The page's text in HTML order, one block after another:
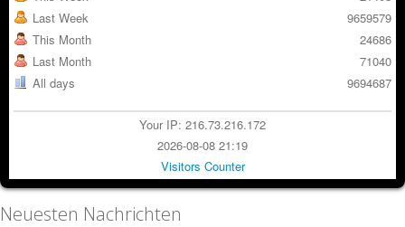
Last Week
This Month
Last Month
All days
9659579
24686
71040
9694687
Your IP: 216.73.216.172
2026-08-08 21:19
Visitors Counter
Neuesten Nachrichten